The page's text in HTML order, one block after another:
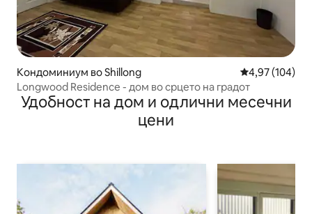
Кондоминиум во Shillong Просечна
4,97 (104)
Longwood Residence - дом во срцето на градот
Удобност на дом и одлични месечни
цени